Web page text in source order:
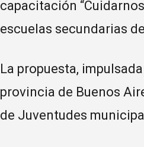
capacitación
escuelas secundarias
La propuesta,
provincia de Buenos
de Juventudes